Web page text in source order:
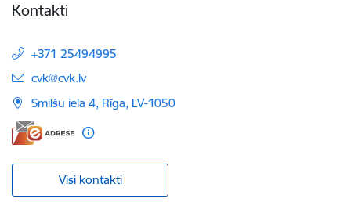
Kontakti
+371 25494995
E-pasts:
cvk@cvk.lv
Smilšu iela 4, Rīga, LV-1050
Visi kontakti